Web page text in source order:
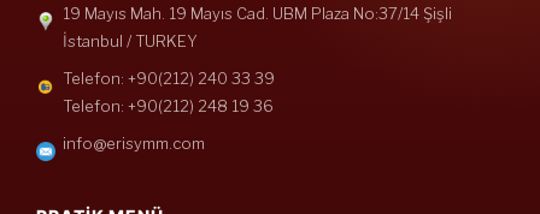
19 Mayıs Mah. 19 Mayıs Cad. UBM Plaza No:37/14 Şişli
İstanbul / TURKEY
Telefon: +90(212) 240 33 39
Telefon: +90(212) 248 19 36
info@erisymm.com